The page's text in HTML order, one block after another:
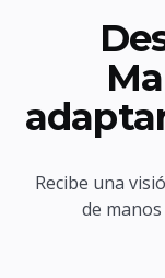
Recibe una
de